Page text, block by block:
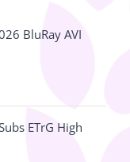
BluRay AVI
ETrG High